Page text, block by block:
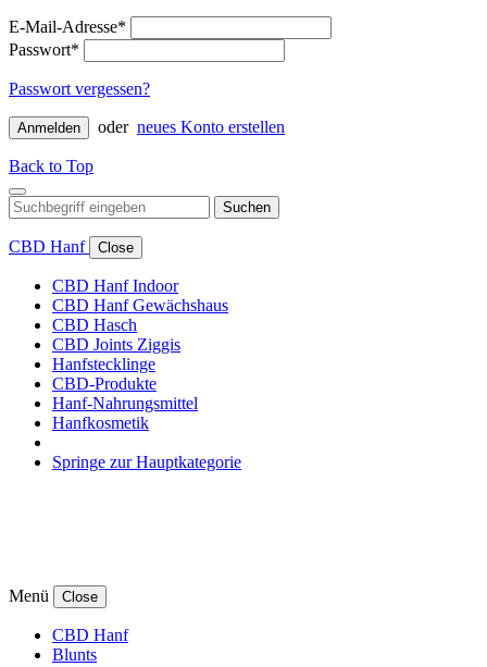
E-Mail-Adresse*
Passwort*
Passwort vergessen?
Anmelden oder neues Konto erstellen
Back to Top
Suchen
CBD Hanf Close
CBD Hanf Indoor
CBD Hanf Gewächshaus
CBD Hasch
CBD Joints Ziggis
Hanfstecklinge
CBD-Produkte
Hanf-Nahrungsmittel
Hanfkosmetik
Springe zur Hauptkategorie
Menü Close
CBD Hanf
Blunts